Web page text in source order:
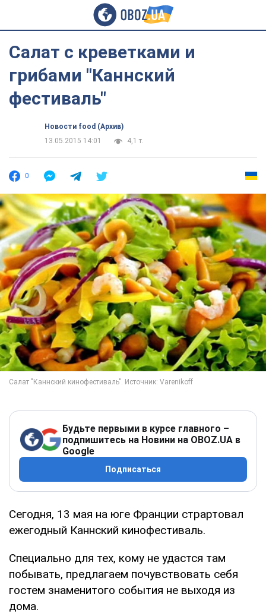
Салат с креветками и
грибами "Каннский
фестиваль"
Новости food (Архив)
13.05.2015 14:01
4,1 т.
0
Будьте первыми в курсе главного –
подпишитесь на Новини на OBOZ.UA в
Google
Подписаться
Сегодня, 13 мая на юге Франции страртовал
ежегодный Каннский кинофестиваль.
Специально для тех, кому не удастся там
побывать, предлагаем почувствовать себя
гостем знаменитого события не выходя из
дома.